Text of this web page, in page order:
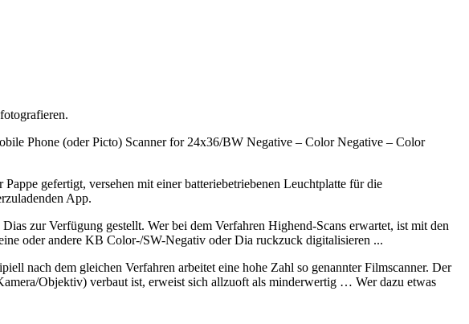
Phone (oder Picto) Scanner for 24x36/BW Negative – Color Negative – Color
gefertigt, versehen mit einer batteriebetriebenen Leuchtplatte für die
App.
zur Verfügung gestellt. Wer bei dem Verfahren Highend-Scans erwartet, ist mit den
oder andere KB Color-/SW-Negativ oder Dia ruckzuck digitalisieren ...
nach dem gleichen Verfahren arbeitet eine hohe Zahl so genannter Filmscanner. Der
Objektiv) verbaut ist, erweist sich allzuoft als minderwertig … Wer dazu etwas